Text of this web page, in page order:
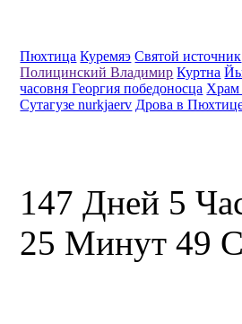
Пюхтица Куремяэ Святой источник
Полицинский Владимир Куртна
часовня Георгия победоносца Храм
Сутагузе nurkjaerv Дрова в
147 Дней 5
25 Минут 48